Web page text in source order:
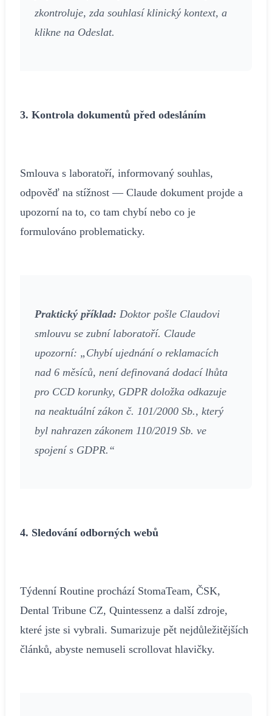
zkontroluje, zda souhlasí klinický kontext, a
klikne na Odeslat.
3. Kontrola dokumentů před odesláním
Smlouva s laboratoří, informovaný souhlas,
odpověď na stížnost — Claude dokument projde a
upozorní na to, co tam chybí nebo co je
formulováno problematicky.
Praktický příklad: Doktor pošle Claudovi
smlouvu se zubní laboratoří. Claude
upozorní: „Chybí ujednání o reklamacích
nad 6 měsíců, není definovaná dodací lhůta
pro CCD korunky, GDPR doložka odkazuje
na neaktuální zákon č. 101/2000 Sb., který
byl nahrazen zákonem 110/2019 Sb. ve
spojení s GDPR.“
4. Sledování odborných webů
Týdenní Routine prochází StomaTeam, ČSK,
Dental Tribune CZ, Quintessenz a další zdroje,
které jste si vybrali. Sumarizuje pět nejdůležitějších
článků, abyste nemuseli scrollovat hlavičky.